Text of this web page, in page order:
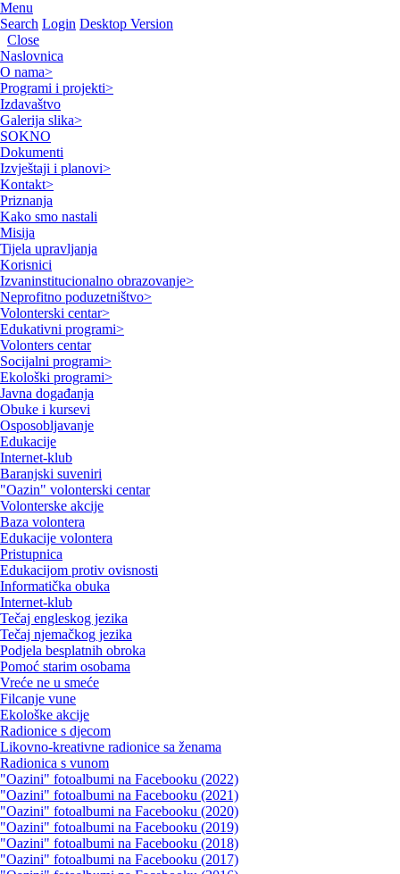
Menu
Search Login Desktop Version
Close
Naslovnica
O nama>
Programi i projekti>
Izdavaštvo
Galerija slika>
SOKNO
Dokumenti
Izvještaji i planovi>
Kontakt>
Priznanja
Kako smo nastali
Misija
Tijela upravljanja
Korisnici
Izvaninstitucionalno obrazovanje>
Neprofitno poduzetništvo>
Volonterski centar>
Edukativni programi>
Volonters centar
Socijalni programi>
Ekološki programi>
Javna događanja
Obuke i kursevi
Osposobljavanje
Edukacije
Internet-klub
Baranjski suveniri
"Oazin" volonterski centar
Volonterske akcije
Baza volontera
Edukacije volontera
Pristupnica
Edukacijom protiv ovisnosti
Informatička obuka
Internet-klub
Tečaj engleskog jezika
Tečaj njemačkog jezika
Podjela besplatnih obroka
Pomoć starim osobama
Vreće ne u smeće
Filcanje vune
Ekološke akcije
Radionice s djecom
Likovno-kreativne radionice sa ženama
Radionica s vunom
"Oazini" fotoalbumi na Facebooku (2022)
"Oazini" fotoalbumi na Facebooku (2021)
"Oazini" fotoalbumi na Facebooku (2020)
"Oazini" fotoalbumi na Facebooku (2019)
"Oazini" fotoalbumi na Facebooku (2018)
"Oazini" fotoalbumi na Facebooku (2017)